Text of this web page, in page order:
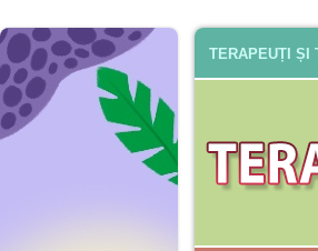
TERAPEUȚI ȘI